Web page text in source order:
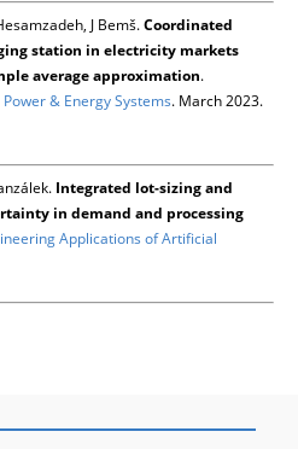
J Bemš.Coordinated
station in electricity markets
average approximation.
& Energy Systems. March 2023.
Integrated lot-sizing and
in demand and processing
Applications of Artificial